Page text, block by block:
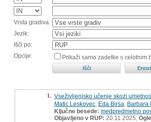
Vrsta gradiva:
Jezik:
Išči po:
Opcije:
Prikaži samo zadetke s celotnim
1. Vseživljenjsko učenje skozi
Matic Leskovec Eda Birsa Barbara
Ključne besede: medpredmetno
Objavljeno v RUP: 20.11.2025;